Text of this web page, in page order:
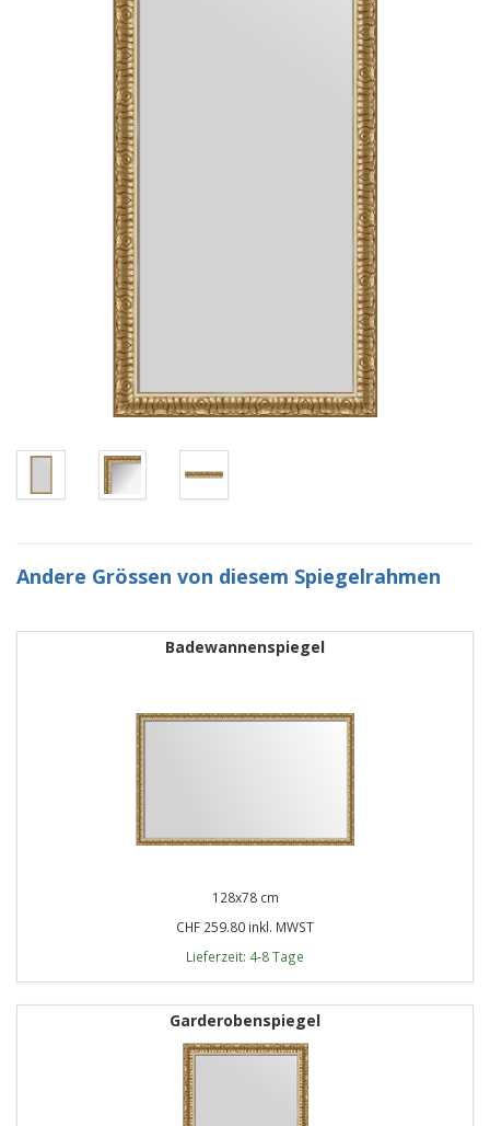
Andere Grössen von diesem Spiegelrahmen
Badewannenspiegel
128x78 cm
CHF 259.80 inkl. MWST
Lieferzeit: 4-8 Tage
Garderobenspiegel